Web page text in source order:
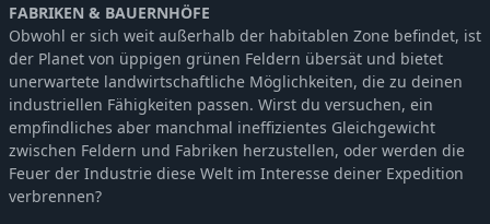
FABRIKEN & BAUERNHÖFE
Obwohl er sich weit außerhalb der habitablen Zone befindet, ist
der Planet von üppigen grünen Feldern übersät und bietet
unerwartete landwirtschaftliche Möglichkeiten, die zu deinen
industriellen Fähigkeiten passen. Wirst du versuchen, ein
empfindliches aber manchmal ineffizientes Gleichgewicht
zwischen Feldern und Fabriken herzustellen, oder werden die
Feuer der Industrie diese Welt im Interesse deiner Expedition
verbrennen?